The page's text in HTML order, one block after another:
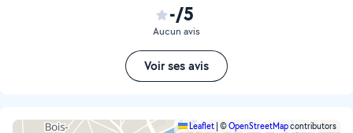
-/5
Aucun avis
Voir ses avis
Leaflet ©OpenStreetMapcontributors